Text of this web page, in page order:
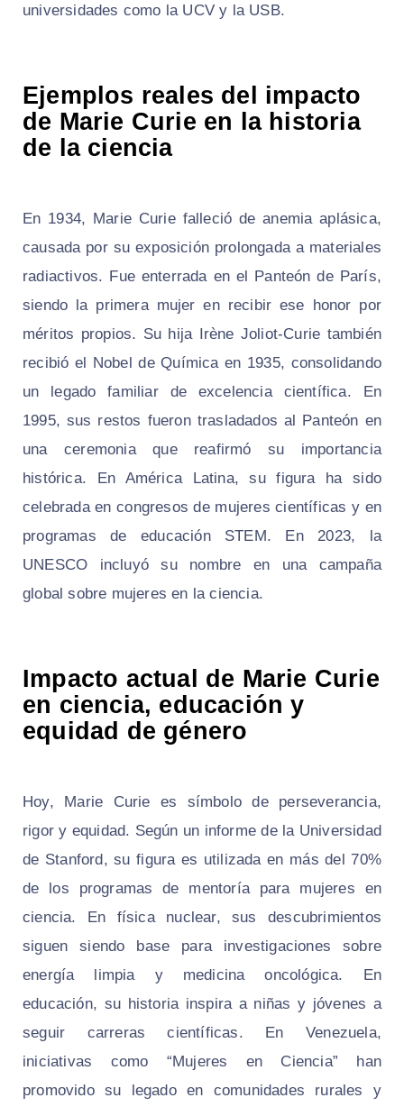
universidades como la UCV y la USB.
Ejemplos reales del impacto
de Marie Curie en la historia
de la ciencia
En 1934, Marie Curie falleció de anemia aplásica,
causada por su exposición prolongada a materiales
radiactivos. Fue enterrada en el Panteón de París,
siendo la primera mujer en recibir ese honor por
méritos propios. Su hija Irène Joliot-Curie también
recibió el Nobel de Química en 1935, consolidando
un legado familiar de excelencia científica. En
1995, sus restos fueron trasladados al Panteón en
una ceremonia que reafirmó su importancia
histórica. En América Latina, su figura ha sido
celebrada en congresos de mujeres científicas y en
programas de educación STEM. En 2023, la
UNESCO incluyó su nombre en una campaña
global sobre mujeres en la ciencia.
Impacto actual de Marie Curie
en ciencia, educación y
equidad de género
Hoy, Marie Curie es símbolo de perseverancia,
rigor y equidad. Según un informe de la Universidad
de Stanford, su figura es utilizada en más del 70%
de los programas de mentoría para mujeres en
ciencia. En física nuclear, sus descubrimientos
siguen siendo base para investigaciones sobre
energía limpia y medicina oncológica. En
educación, su historia inspira a niñas y jóvenes a
seguir carreras científicas. En Venezuela,
iniciativas como “Mujeres en Ciencia” han
promovido su legado en comunidades rurales y